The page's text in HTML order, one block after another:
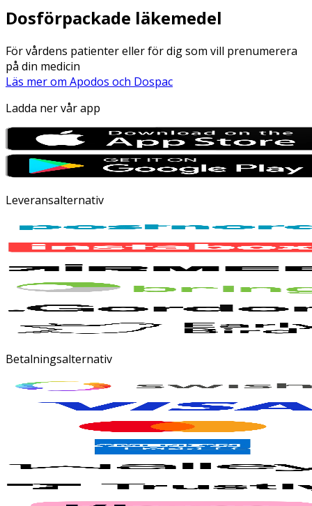
Dosförpackade läkemedel
För vårdens patienter eller för dig som vill prenumerera
på din medicin
Läs mer om Apodos och Dospac
Ladda ner vår app
Leveransalternativ
Betalningsalternativ